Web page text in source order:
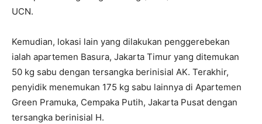
UCN.
Kemudian, lokasi lain yang dilakukan penggerebekan
ialah apartemen Basura, Jakarta Timur yang ditemukan
50 kg sabu dengan tersangka berinisial AK. Terakhir,
penyidik menemukan 175 kg sabu lainnya di Apartemen
Green Pramuka, Cempaka Putih, Jakarta Pusat dengan
tersangka berinisial H.